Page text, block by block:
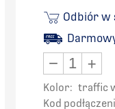
Odbiór w
− +
Kolor: traffic
Kod